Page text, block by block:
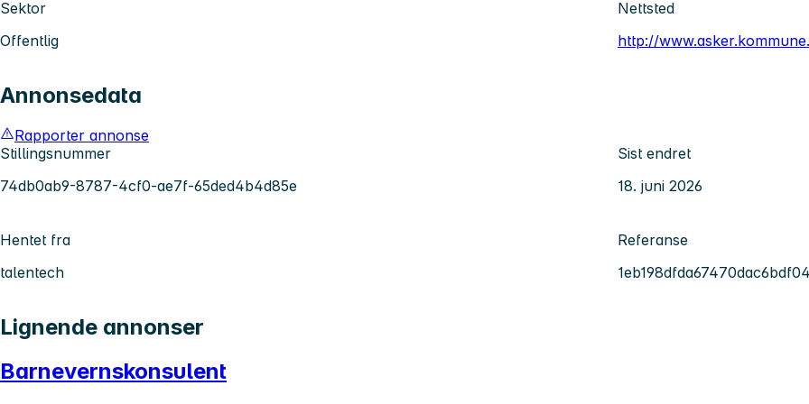
Sektor
Offentlig
Nettsted
http://
Annonsedata
Rapporter annonse
Stillingsnummer
74db0ab9-8787-4cf0-ae7f-65ded4b4d85e
Sist endret
18. juni 2026
Hentet fra
talentech
Referanse
Lignende annonser
Barnevernskonsulent